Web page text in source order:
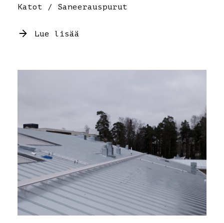
Katot / Saneerauspurut
Lue lisää